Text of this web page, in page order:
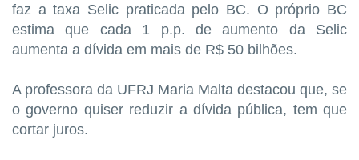
faz a taxa Selic praticada pelo BC. O próprio BC
estima que cada 1 p.p. de aumento da Selic
aumenta a dívida em mais de R$ 50 bilhões.
A professora da UFRJ Maria Malta destacou que, se
o governo quiser reduzir a dívida pública, tem que
cortar juros.